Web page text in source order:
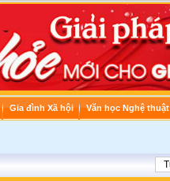
Gia đình Xã hội Văn học Nghệ thuật